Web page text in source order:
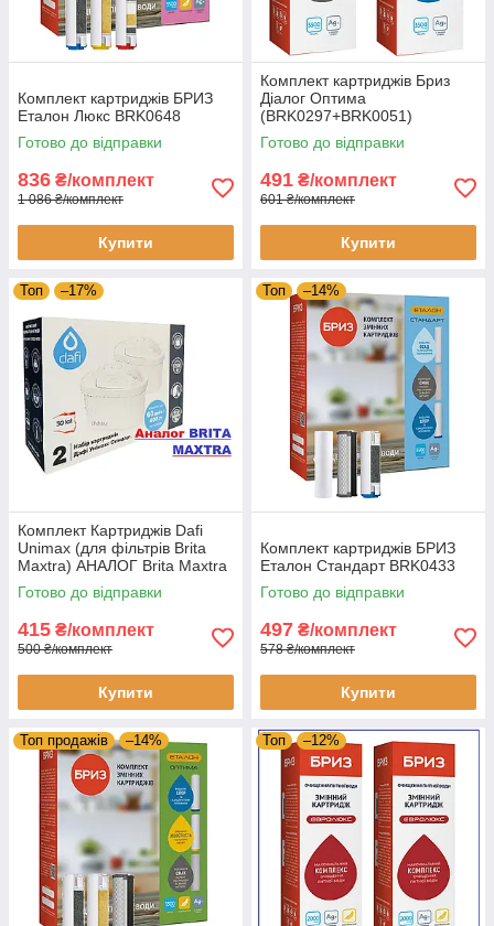
Комплект картриджів БРИЗ
Еталон Люкс BRK0648
Готово до відправки
836 ₴/комплект
1 086 ₴/комплект
Купити
Комплект картриджів Бриз
Діалог Оптима
(BRK0297+BRK0051)
Готово до відправки
491 ₴/комплект
601 ₴/комплект
Купити
Топ –17%
Комплект Картриджів Dafi
Unimax (для фільтрів Brita
Maxtra) АНАЛОГ Brita Maxtra
(в комплекті 2 шт.)
Готово до відправки
415 ₴/комплект
500 ₴/комплект
Купити
Топ –14%
Комплект картриджів БРИЗ
Еталон Стандарт BRK0433
Готово до відправки
497 ₴/комплект
578 ₴/комплект
Купити
Топ продажів –14% Топ –12%